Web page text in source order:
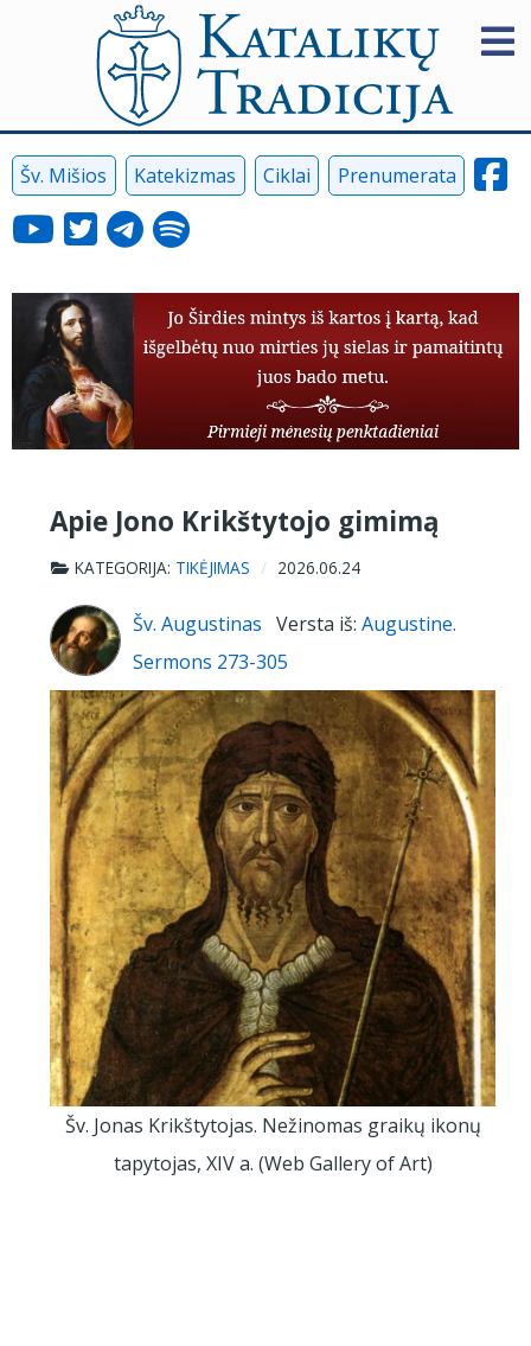
Šv. Mišios Katekizmas Ciklai Prenumerata
Apie Jono Krikštytojo gimimą
KATEGORIJA: TIKĖJIMAS 2026.06.24
Šv. Augustinas Versta iš: Augustine.
Sermons 273-305
Šv. Jonas Krikštytojas. Nežinomas graikų ikonų
tapytojas, XIV a. (Web Gallery of Art)